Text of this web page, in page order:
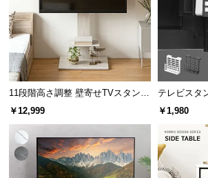
送
に
つ
い
て
小
型
商
品
11段階高さ調整 壁寄せTVスタンド
キャスター付き 上下左右角度調節
￥12,999
テレビスタ
￥1,980